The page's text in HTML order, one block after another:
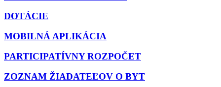
DOTÁCIE
MOBILNÁ APLIKÁCIA
PARTICIPATÍVNY ROZPOČET
ZOZNAM ŽIADATEĽOV O BYT